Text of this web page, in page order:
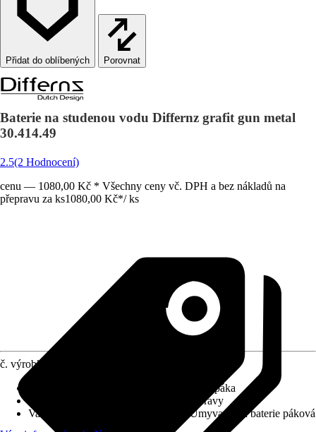
Porovnat
Baterie na studenou vodu Differnz grafit gun metal
30.414.49
2.5(2 Hodnocení)
cenu — 1080,00 Kč * Všechny ceny vč. DPH a bez nákladů na
přepravu za ks1080,00 Kč*/ ks
č. výrobku
Kovová ovládací páka
Bez odtokové soupravy
Varianta
Baterie na studenou vodu, Umyvadlová baterie páková